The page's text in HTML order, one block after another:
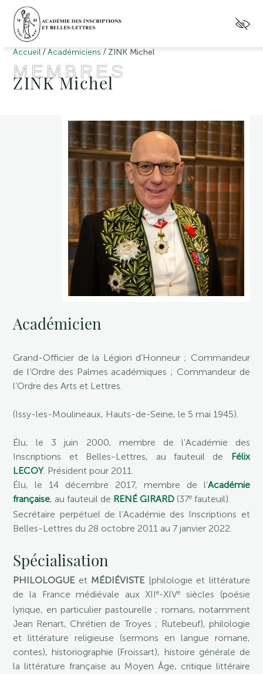
Accueil /Académiciens / ZINK Michel
MEMBRES
ZINK Michel
Académicien
Grand-Officier de la Légion d’Honneur ; Commandeur
de l’Ordre des Palmes académiques ; Commandeur de
l’Ordre des Arts et Lettres.
(Issy-les-Moulineaux, Hauts-de-Seine, le 5 mai 1945).
Élu, le 3 juin 2000, membre de l’Académie des
Inscriptions et Belles-Lettres, au fauteuil de Félix
LECOY. Président pour 2011.
Élu, le 14 décembre 2017, membre de l’Académie
française, au fauteuil de RENÉ GIRARD (37e fauteuil).
Secrétaire perpétuel de l’Académie des Inscriptions et
Belles-Lettres du 28 octobre 2011 au 7 janvier 2022.
Spécialisation
PHILOLOGUEet MÉDIÉVISTE[philologie et littérature
de la France médiévale aux XIIe-XIVe
siècles (poésie
lyrique, en particulier pastourelle ; romans, notamment
Jean Renart, Chrétien de Troyes ; Rutebeuf), philologie
et littérature religieuse (sermons en langue romane,
contes), historiographie (Froissart), histoire générale de
la littérature française au Moyen Âge, critique littéraire